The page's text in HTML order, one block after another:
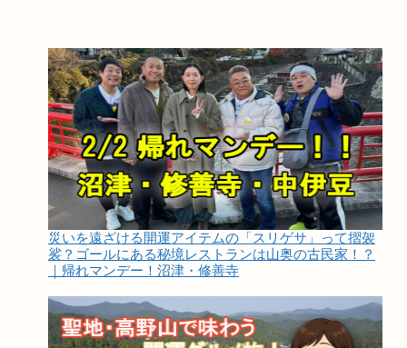
災いを遠ざける開運アイテムの「スリゲサ」って摺袈
裟？ゴールにある秘境レストランは山奥の古民家！？
｜帰れマンデー！沼津・修善寺